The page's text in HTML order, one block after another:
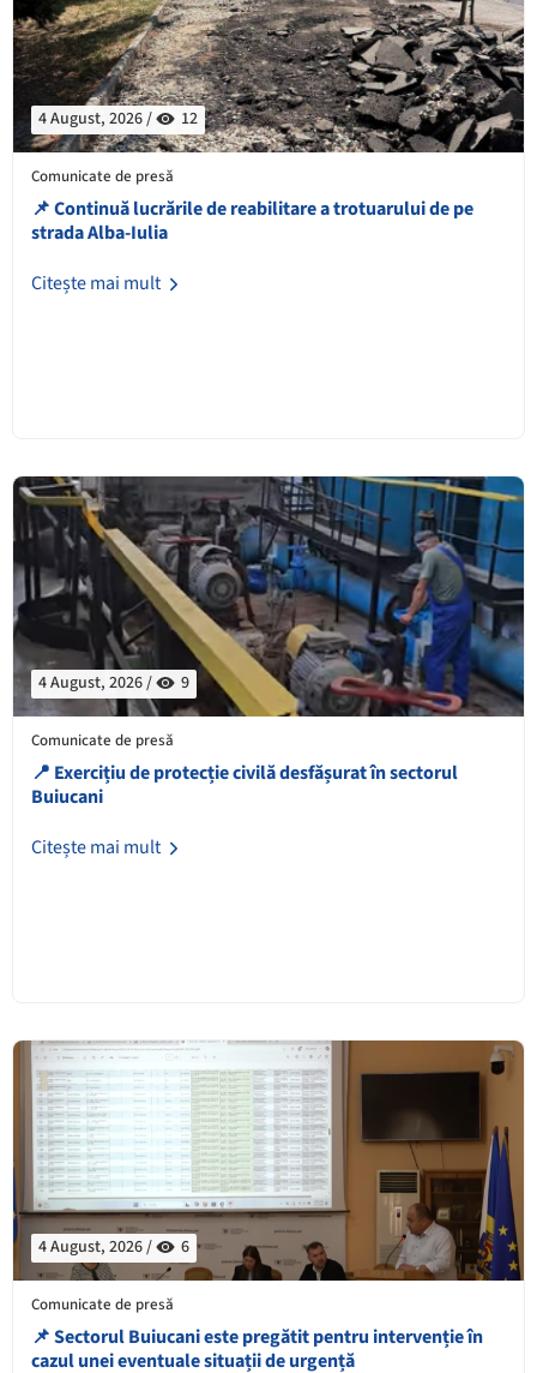
4 August, 2026 / 12
Comunicate de presă
📌 Continuă lucrările de reabilitare a trotuarului de pe
strada Alba-Iulia
Citește mai mult
4 August, 2026 / 9
Comunicate de presă
📍 Exercițiu de protecție civilă desfășurat în sectorul
Buiucani
Citește mai mult
4 August, 2026 / 6
Comunicate de presă
📌 Sectorul Buiucani este pregătit pentru intervenție în
cazul unei eventuale situații de urgență